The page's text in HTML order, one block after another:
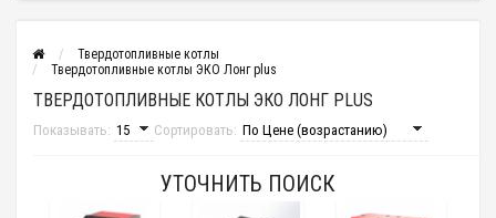
Твердотопливные котлы
Твердотопливные котлы ЭКО Лонг plus
ТВЕРДОТОПЛИВНЫЕ КОТЛЫ ЭКО ЛОНГ PLUS
Показывать: Сортировать:
УТОЧНИТЬ ПОИСК